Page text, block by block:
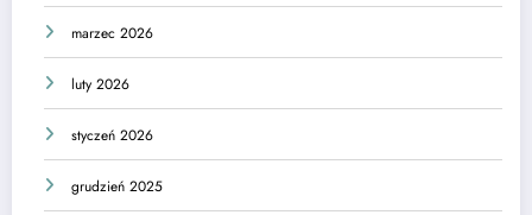
marzec 2026
luty 2026
styczeń 2026
grudzień 2025